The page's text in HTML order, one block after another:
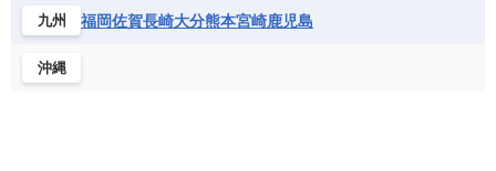
九州 福岡佐賀長崎大分熊本宮崎鹿児島
沖縄